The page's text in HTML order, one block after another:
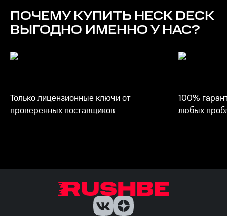
ПОЧЕМУ КУПИТЬ HECK DECK
ВЫГОДНО ИМЕННО У НАС?
Только лицензионные ключи от
проверенных поставщиков
100%
любых